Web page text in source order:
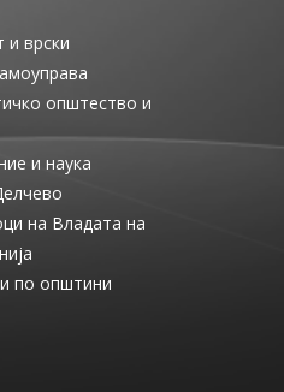
и врски
општество и
и наука
на Владата на
по општини